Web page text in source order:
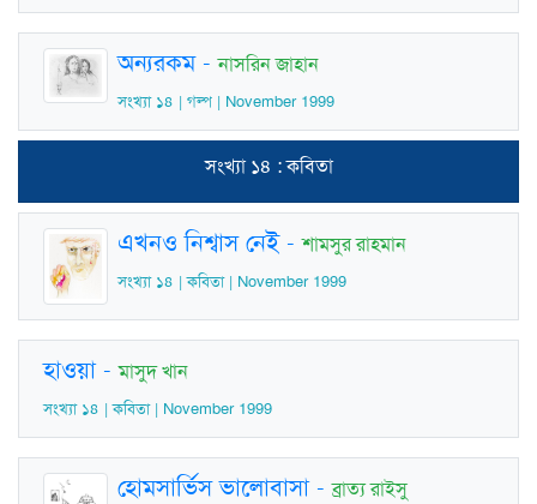
অন্যরকম-নাসরিন জাহান
সংখ্যা ১৪ | গল্প | November 1999
সংখ্যা ১৪ : কবিতা
এখনও নিশ্বাস নেই-শামসুর রাহমান
সংখ্যা ১৪ | কবিতা | November 1999
হাওয়া-মাসুদ খান
সংখ্যা ১৪ | কবিতা | November 1999
হোমসার্ভিস ভালোবাসা-ব্রাত্য রাইসু